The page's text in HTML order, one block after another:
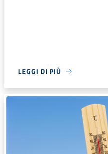
LEGGI DI PIÙ